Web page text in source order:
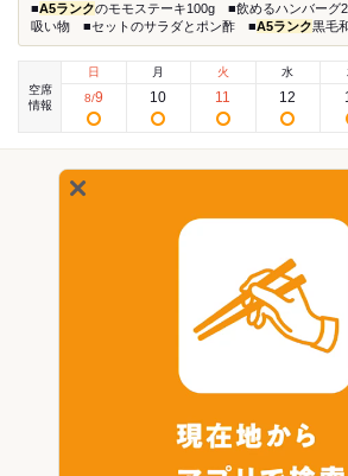
■A5ランクのモモステーキ100g ■飲めるハンバーグ
吸い物 ■セットのサラダとポン酢 ■A5ランク黒毛
空席
情報
日
8/9
月
10
火
11
水
12